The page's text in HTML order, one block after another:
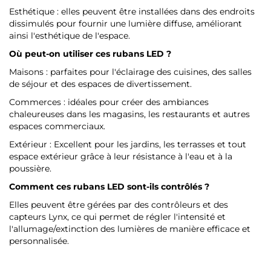
Esthétique : elles peuvent être installées dans des endroits
dissimulés pour fournir une lumière diffuse, améliorant
ainsi l'esthétique de l'espace.
Où peut-on utiliser ces rubans LED ?
Maisons : parfaites pour l'éclairage des cuisines, des salles
de séjour et des espaces de divertissement.
Commerces : idéales pour créer des ambiances
chaleureuses dans les magasins, les restaurants et autres
espaces commerciaux.
Extérieur : Excellent pour les jardins, les terrasses et tout
espace extérieur grâce à leur résistance à l'eau et à la
poussière.
Comment ces rubans LED sont-ils contrôlés ?
Elles peuvent être gérées par des contrôleurs et des
capteurs Lynx, ce qui permet de régler l'intensité et
l'allumage/extinction des lumières de manière efficace et
personnalisée.